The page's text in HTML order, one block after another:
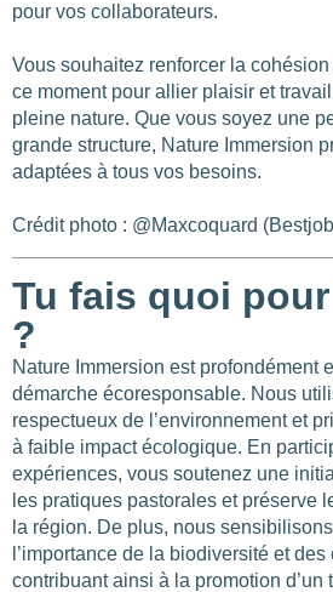
pour vos collaborateurs.
Vous souhaitez renforcer la
ce moment pour allier plaisir et
pleine nature. Que vous soyez une
grande structure, Nature Immersion
adaptées à tous vos besoins.
Crédit photo : @Maxcoquard
Tu fais quoi
?
Nature Immersion est profondément
démarche écoresponsable. Nous
respectueux de l’environnement et
à faible impact écologique. En
expériences, vous soutenez une
les pratiques pastorales et préserve
la région. De plus, nous
l’importance de la biodiversité et
contribuant ainsi à la promotion d’un